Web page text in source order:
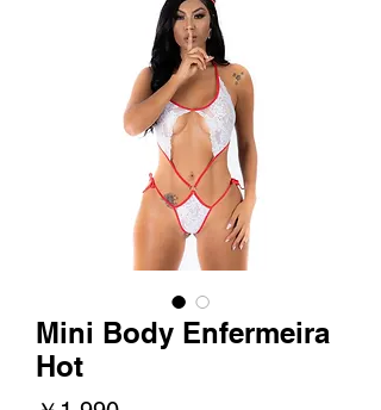
Mini Body Enfermeira
Hot